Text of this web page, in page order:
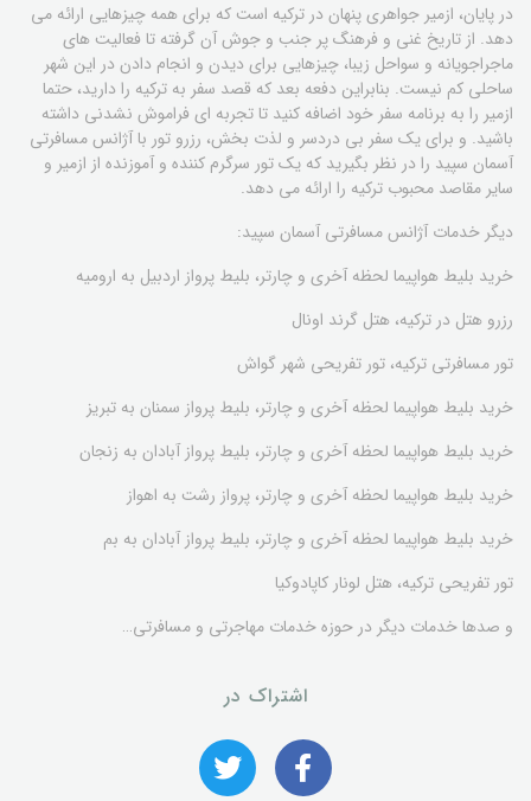
در پایان، ازمیر جواهری پنهان در ترکیه است که برای همه چیزهایی ارائه می
دهد. از تاریخ غنی و فرهنگ پر جنب و جوش آن گرفته تا فعالیت های
ماجراجویانه و سواحل زیبا، چیزهایی برای دیدن و انجام دادن در این شهر
ساحلی کم نیست. بنابراین دفعه بعد که قصد سفر به ترکیه را دارید، حتما
ازمیر را به برنامه سفر خود اضافه کنید تا تجربه ای فراموش نشدنی داشته
باشید. و برای یک سفر بی دردسر و لذت بخش، رزرو تور با آژانس مسافرتی
آسمان سپید را در نظر بگیرید که یک تور سرگرم کننده و آموزنده از ازمیر و
سایر مقاصد محبوب ترکیه را ارائه می دهد.
دیگر خدمات آژانس مسافرتی آسمان سپید:
خريد بليط هواپيما لحظه آخري و چارتر، بليط پرواز اردبیل به ارومیه
رزرو هتل در ترکیه، هتل گرند اونال
تور مسافرتی ترکیه، تور تفریحی شهر گواش
خريد بليط هواپيما لحظه آخري و چارتر، بليط پرواز سمنان به تبریز
خريد بليط هواپيما لحظه آخري و چارتر، بليط پرواز آبادان به زنجان
خرید بلیط هواپیما لحظه آخری و چارتر، پرواز رشت به اهواز
خريد بليط هواپيما لحظه آخري و چارتر، بليط پرواز آبادان به بم
تور تفریحی ترکیه، هتل لونار کاپادوکیا
و صدها خدمات دیگر در حوزه خدمات مهاجرتی و مسافرتی…
اشتراک در